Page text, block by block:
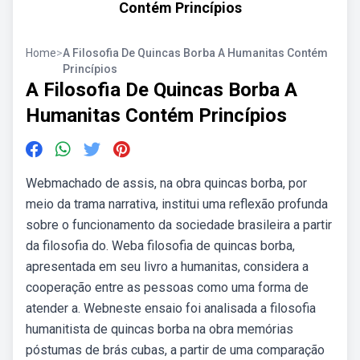
Contém Princípios
Home>A Filosofia De Quincas Borba A Humanitas Contém
Princípios
A Filosofia De Quincas Borba A
Humanitas Contém Princípios
Webmachado de assis, na obra quincas borba, por
meio da trama narrativa, institui uma reflexão profunda
sobre o funcionamento da sociedade brasileira a partir
da filosofia do. Weba filosofia de quincas borba,
apresentada em seu livro a humanitas, considera a
cooperação entre as pessoas como uma forma de
atender a. Webneste ensaio foi analisada a filosofia
humanitista de quincas borba na obra memórias
póstumas de brás cubas, a partir de uma comparação